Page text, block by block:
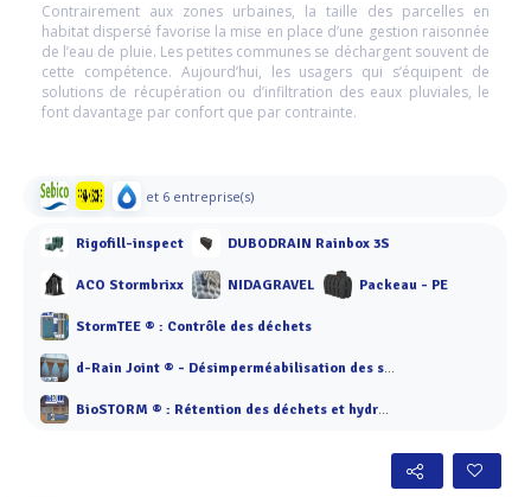
Contrairement aux zones urbaines, la taille des parcelles en
habitat dispersé favorise la mise en place d’une gestion raisonnée
de l’eau de pluie. Les petites communes se déchargent souvent de
cette compétence. Aujourd’hui, les usagers qui s’équipent de
solutions de récupération ou d’infiltration des eaux pluviales, le
font davantage par confort que par contrainte.
et 6 entreprise(s)
Rigofill-inspect DUBODRAIN Rainbox 3S
ACO Stormbrixx NIDAGRAVEL Packeau - PE
StormTEE ® : Contrôle des déchets
d-Rain Joint ® - Désimperméabilisation des sols
BioSTORM ® : Rétention des déchets et hydrocarbures